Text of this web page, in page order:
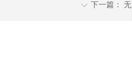
ꀅ 下一篇： 无